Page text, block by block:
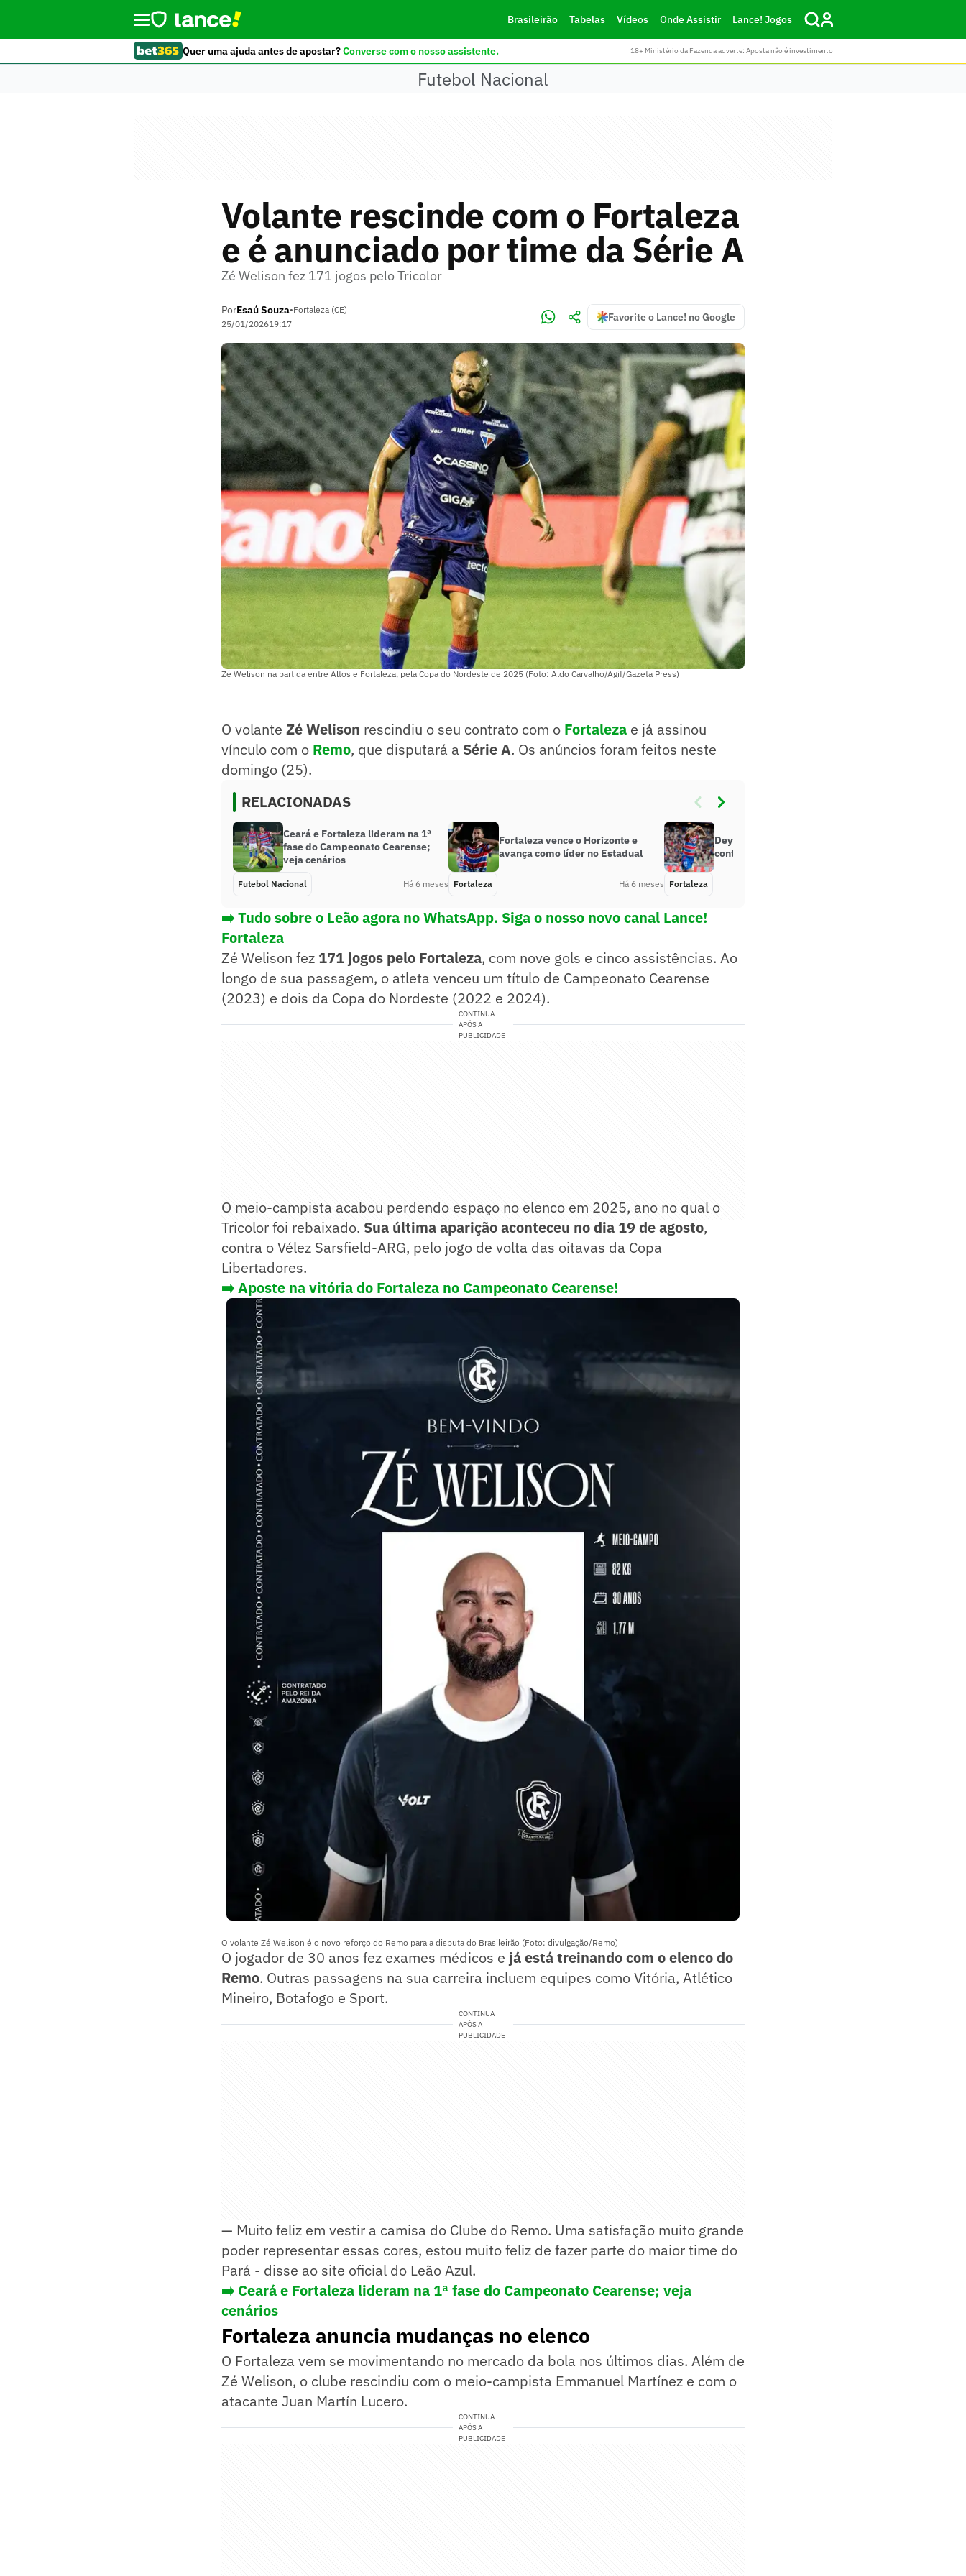
Brasileirão Tabelas Vídeos Onde Assistir Lance! Jogos
Quer uma ajuda antes de apostar?Converse com o nosso assistente. 18+ Ministério da Fazenda adverte: Aposta não é investimento
Futebol Nacional
Volante rescinde com o Fortaleza
e é anunciado por time da Série A
Zé Welison fez 171 jogos pelo Tricolor
PorEsaú Souza•Fortaleza (CE)
25/01/202619:17
Favorite o Lance! no Google
Zé Welison na partida entre Altos e Fortaleza, pela Copa do Nordeste de 2025 (Foto: Aldo Carvalho/Agif/Gazeta Press)
O volante Zé Welison rescindiu o seu contrato com o Fortaleza e já assinou
vínculo com o Remo, que disputará a Série A. Os anúncios foram feitos neste
domingo (25).
RELACIONADAS
Ceará e Fortaleza lideram na 1ª
fase do Campeonato Cearense;
veja cenários
Futebol Nacional Há 6 meses
Fortaleza vence o Horizonte e
avança como líder no Estadual
Fortaleza Há 6 meses
Deyverson encaminha rescisão de
contrato com o Fortaleza
Fortaleza
➡️ Tudo sobre o Leão agora no WhatsApp. Siga o nosso novo canal Lance!
Fortaleza
Zé Welison fez 171 jogos pelo Fortaleza, com nove gols e cinco assistências. Ao
longo de sua passagem, o atleta venceu um título de Campeonato Cearense
(2023) e dois da Copa do Nordeste (2022 e 2024).
CONTINUA
APÓS A
PUBLICIDADE
O meio-campista acabou perdendo espaço no elenco em 2025, ano no qual o
Tricolor foi rebaixado. Sua última aparição aconteceu no dia 19 de agosto,
contra o Vélez Sarsfield-ARG, pelo jogo de volta das oitavas da Copa
Libertadores.
➡️Aposte na vitória do Fortaleza no Campeonato Cearense!
O volante Zé Welison é o novo reforço do Remo para a disputa do Brasileirão (Foto: divulgação/Remo)
O jogador de 30 anos fez exames médicos e já está treinando com o elenco do
Remo. Outras passagens na sua carreira incluem equipes como Vitória, Atlético
Mineiro, Botafogo e Sport.
CONTINUA
APÓS A
PUBLICIDADE
— Muito feliz em vestir a camisa do Clube do Remo. Uma satisfação muito grande
poder representar essas cores, estou muito feliz de fazer parte do maior time do
Pará - disse ao site oficial do Leão Azul.
➡️ Ceará e Fortaleza lideram na 1ª fase do Campeonato Cearense; veja
cenários
Fortaleza anuncia mudanças no elenco
O Fortaleza vem se movimentando no mercado da bola nos últimos dias. Além de
Zé Welison, o clube rescindiu com o meio-campista Emmanuel Martínez e com o
atacante Juan Martín Lucero.
CONTINUA
APÓS A
PUBLICIDADE